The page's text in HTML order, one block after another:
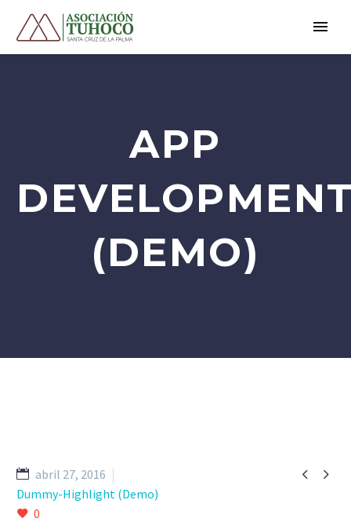
APP
(DEMO)
 
abril 27, 2016
Dummy-Highlight (Demo)
0